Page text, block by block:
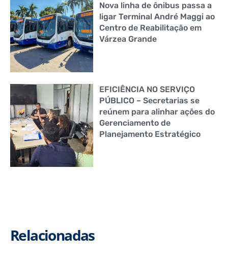
Nova linha de ônibus passa a
ligar Terminal André Maggi ao
Centro de Reabilitação em
Várzea Grande
EFICIÊNCIA NO SERVIÇO
PÚBLICO – Secretarias se
reúnem para alinhar ações do
Gerenciamento de
Planejamento Estratégico
Relacionadas